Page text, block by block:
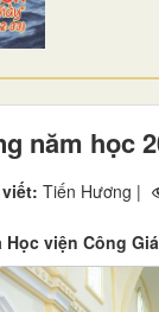
năm học
Tiến Hương |
viện Công